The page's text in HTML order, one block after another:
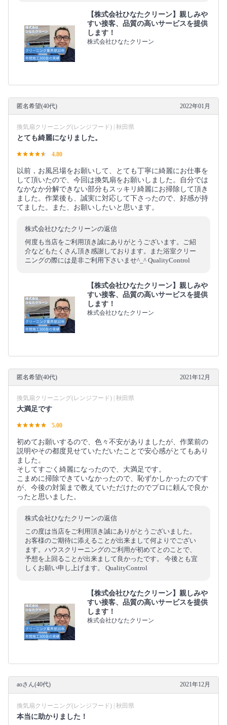
【株式会社ひなたクリーン】親しみや
すい接客、品質の高いサービスを提供
します！
株式会社ひなたクリーン
匿名希望(40代) 2022年01月
換気扇クリーニング(レンジフード) | 秋田県
とても綺麗になりました。
4.80
以前，お風呂場をお願いして、とても丁寧に綺麗にお仕事を
して頂いたので、今回は換気扇をお願いしました。自分では
なかなか分解できない部分もスッキリ綺麗にお掃除して頂き
ました。作業後も、誠実に対応して下さったので、好感が持
てました。また、お願いしたいと思います。
株式会社ひなたクリーンの返信
何度も当店をご利用頂き誠にありがとうございます。ご紹
介などもたくさん頂き感謝しております。また浴室クリー
ニングの際には是非ご利用下さいませ^_^ QualityControl
【株式会社ひなたクリーン】親しみや
すい接客、品質の高いサービスを提供
します！
株式会社ひなたクリーン
匿名希望(40代) 2021年12月
換気扇クリーニング(レンジフード) | 秋田県
大満足です
5.00
初めてお願いするので、色々不安がありましたが、作業前の
説明やその都度見せていただいたことで安心感がとてもあり
ました。
そしてすごく綺麗になったので、大満足です。
こまめに掃除できていなかったので、恥ずかしかったのです
が、今後の対策まで教えていただけたのでプロに頼んで良か
ったと思いました。
株式会社ひなたクリーンの返信
この度は当店をご利用頂き誠にありがとうございました。
お客様のご期待に添えることが出来まして何よりでござい
ます。ハウスクリーニングのご利用が初めてとのことで、
予想を上回ることが出来まして良かったです。 今後とも宜
しくお願い申し上げます。 QualityControl
【株式会社ひなたクリーン】親しみや
すい接客、品質の高いサービスを提供
します！
株式会社ひなたクリーン
aoさん(40代) 2021年12月
換気扇クリーニング(レンジフード) | 秋田県
本当に助かりました！